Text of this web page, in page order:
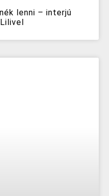
lenni – interjú